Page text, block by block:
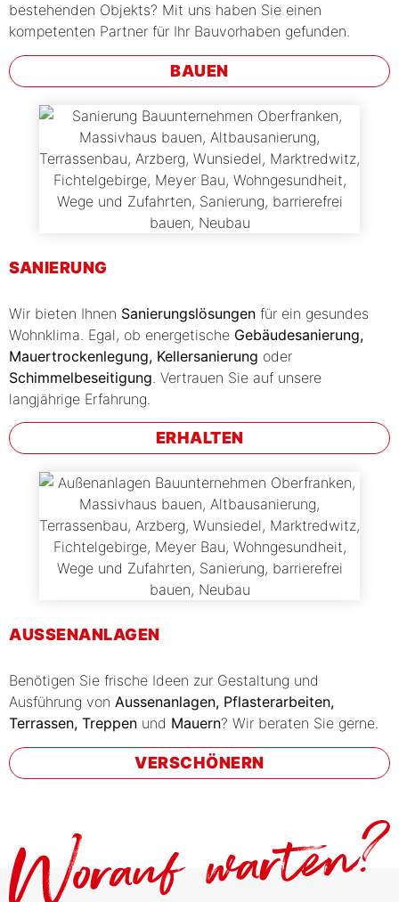
bestehenden Objekts? Mit uns haben Sie einen
kompetenten Partner für Ihr Bauvorhaben gefunden.
BAUEN
SANIERUNG
Wir bieten Ihnen Sanierungslösungen für ein gesundes
Wohnklima. Egal, ob energetische Gebäudesanierung,
Mauertrockenlegung, Kellersanierung oder
Schimmelbeseitigung . Vertrauen Sie auf unsere
langjährige Erfahrung.
ERHALTEN
AUSSENANLAGEN
Benötigen Sie frische Ideen zur Gestaltung und
Ausführung von Aussenanlagen, Pflasterarbeiten,
Terrassen, Treppen und Mauern? Wir beraten Sie gerne.
VERSCHÖNERN